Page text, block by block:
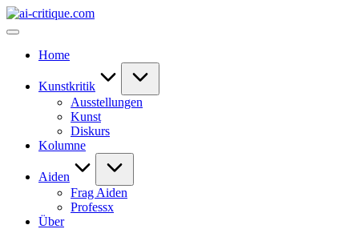
Skip
to
ai-
Home
Kunstkritik
Ausstellungen
Kunst
Diskurs
Kolumne
Aiden
Frag Aiden
Professx
Über